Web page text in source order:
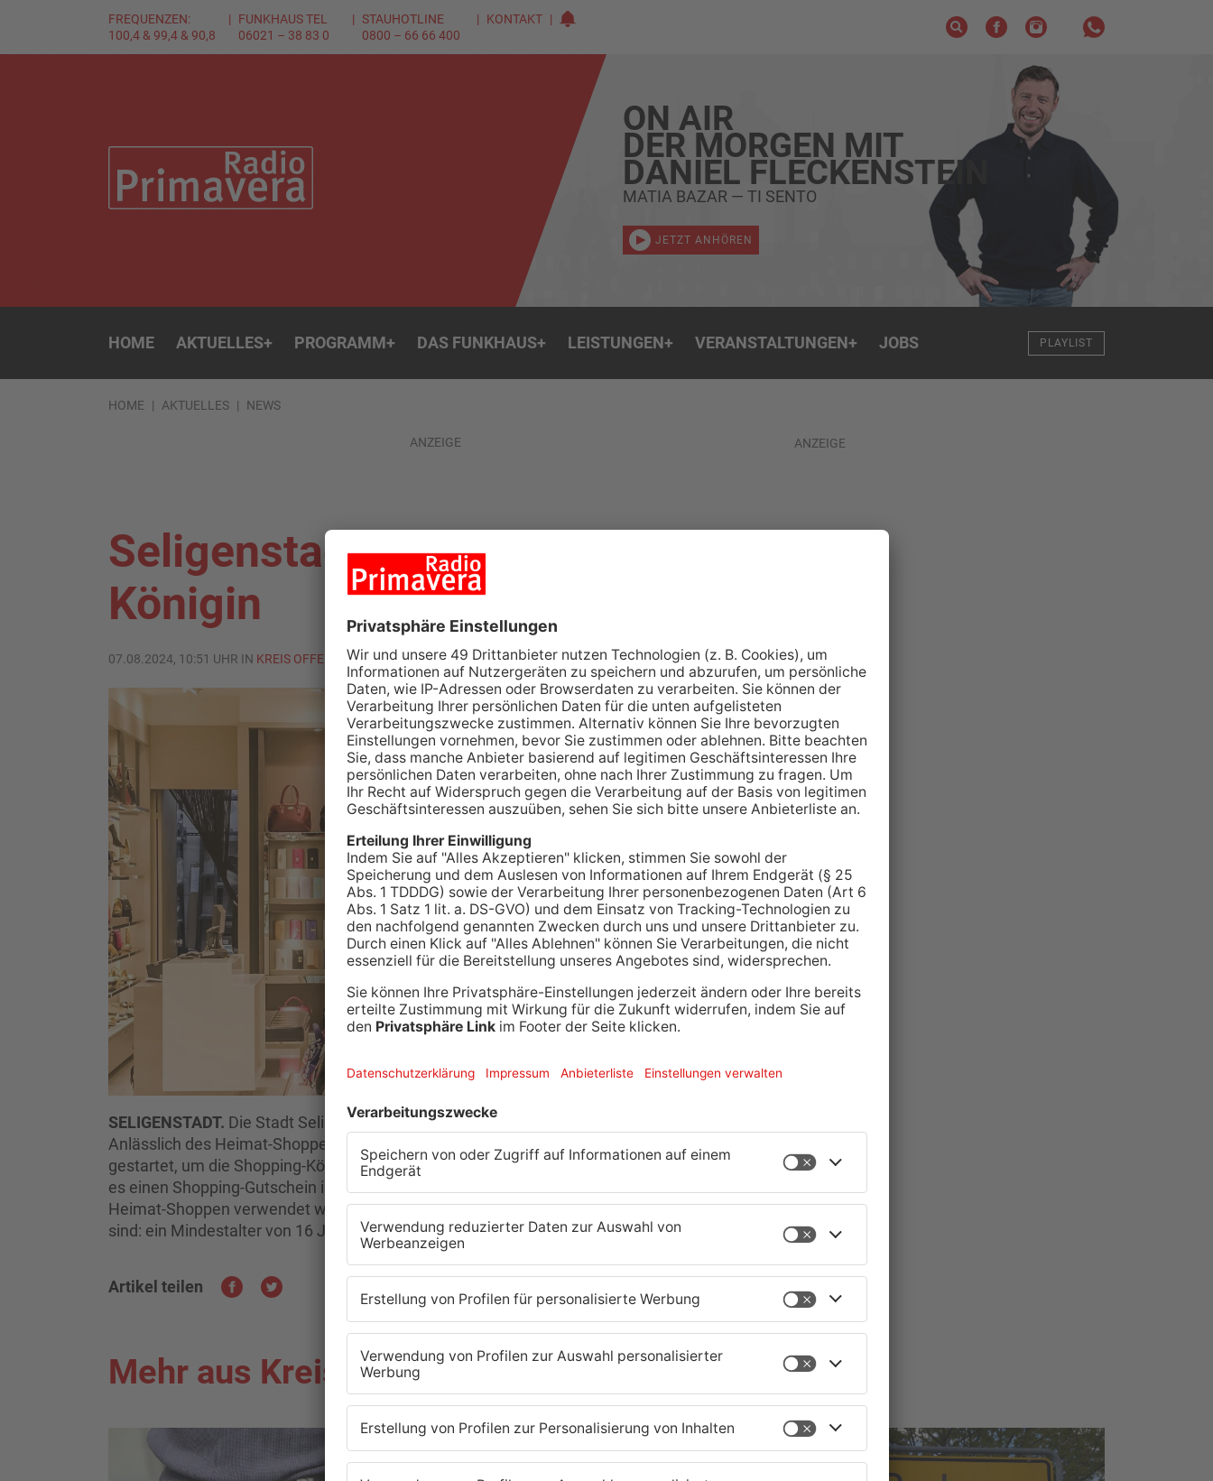
FREQUENZEN:
100,4 & 99,4 & 90,8
FUNKHAUS TEL
06021 – 38 83 0
STAUHOTLINE
0800 – 66 66 400
KONTAKT
ON AIR
DER MORGEN MIT
DANIEL FLECKENSTEIN
MATIA BAZAR — TI SENTO
JETZT ANHÖREN
HOME AKTUELLES+ PROGRAMM+ DAS FUNKHAUS+ LEISTUNGEN+ VERANSTALTUNGEN+ JOBS PLAYLIST
HOME AKTUELLES NEWS
ANZEIGE
Seligenstadt sucht Shopping-
Königin
07.08.2024, 10:51 UHR IN KREIS OFFENBACH
SELIGENSTADT. Die Stadt Seligenstadt macht sich auf die Suche nach royalen Bürgern.
Anlässlich des Heimat-Shoppens Mitte September hat die Stadt jetzt einen Aufruf
gestartet, um die Shopping-Königin oder den Shopping-König der Stadt zu finden. Dabei gibt
es einen Shopping-Gutschein im Wert von 400 Euro zu gewinnen, der am Wochenende vom
Heimat-Shoppen verwendet werden darf. Teilnahmebedingungen an dem Wettbewerb
sind: ein Mindestalter von 16 Jahren und dass die Bewerber in Seligenstadt wohnen.
Artikel teilen
ANZEIGE
Mehr aus Kreis Offenbach